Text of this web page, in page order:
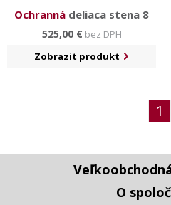
Ochranná deliaca stena 8
525,00 €bez DPH
Zobrazit produkt
1
O